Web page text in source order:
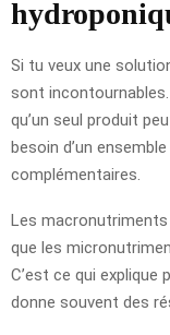
Si tu veux une
sont
qu’un seul produit
besoin d’un
complémentaires.
Les
que les
C’est ce qui explique
donne souvent des